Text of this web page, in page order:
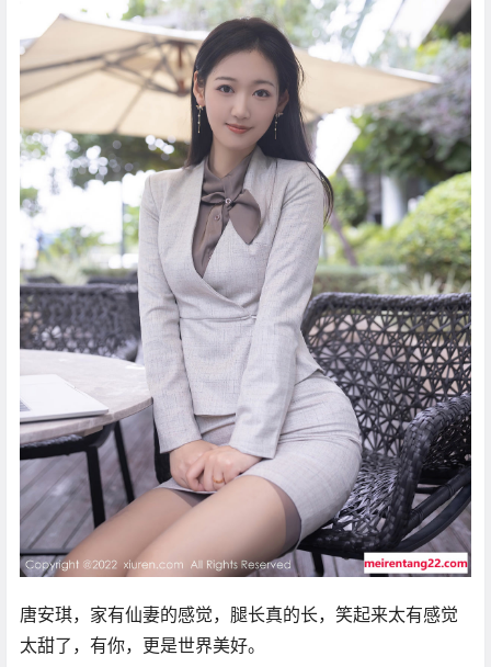
唐安琪，家有仙妻的感觉，腿长真的长，笑起来太有感觉
太甜了，有你，更是世界美好。